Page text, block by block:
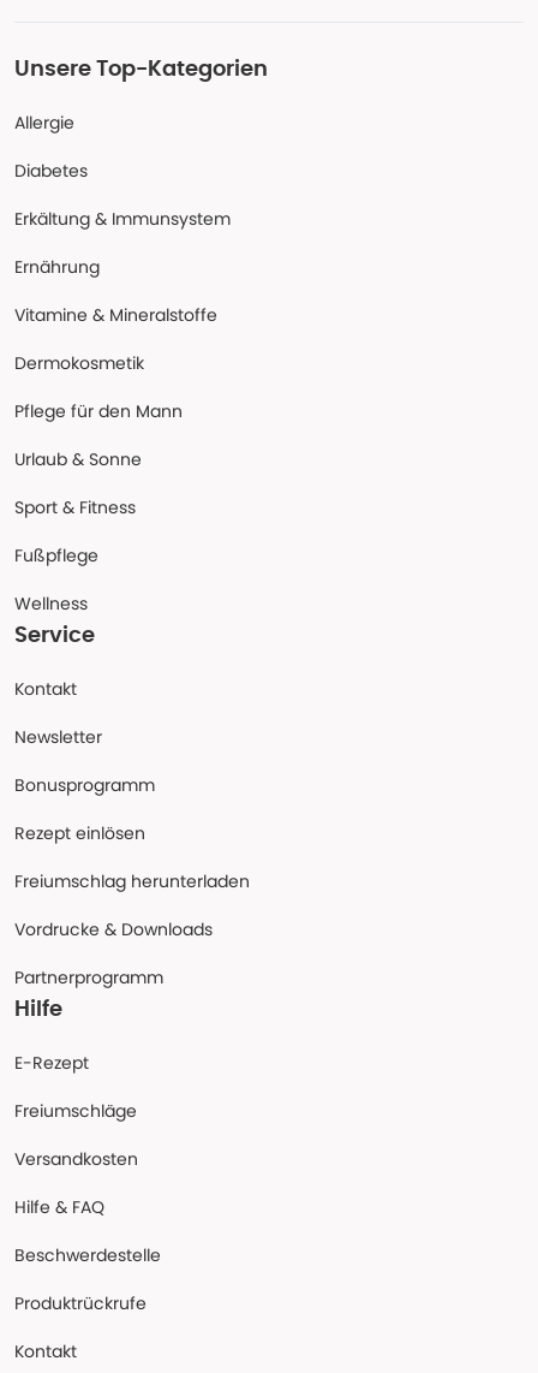
Unsere Top-Kategorien
Allergie
Diabetes
Erkältung & Immunsystem
Ernährung
Vitamine & Mineralstoffe
Dermokosmetik
Pflege für den Mann
Urlaub & Sonne
Sport & Fitness
Fußpflege
Wellness
Service
Kontakt
Newsletter
Bonusprogramm
Rezept einlösen
Freiumschlag herunterladen
Vordrucke & Downloads
Partnerprogramm
Hilfe
E-Rezept
Freiumschläge
Versandkosten
Hilfe & FAQ
Beschwerdestelle
Produktrückrufe
Kontakt